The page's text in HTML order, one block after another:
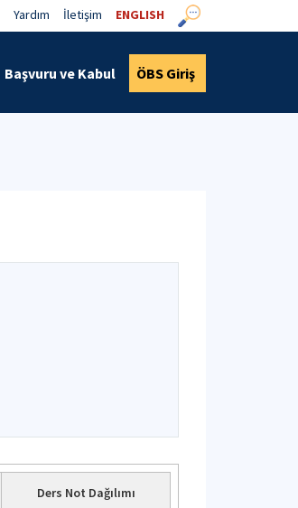
Yardım İletişim ENGLISH
Başvuru ve Kabul ÖBS Giriş
Ders Not Dağılımı